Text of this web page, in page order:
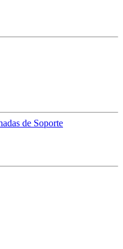
de Soporte